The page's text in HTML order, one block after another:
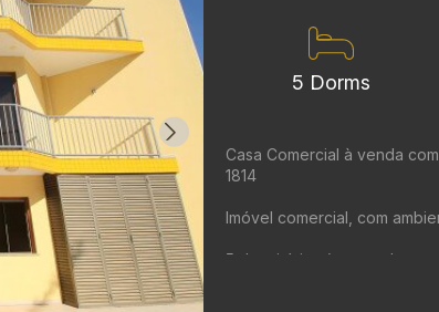
5 Dorms
Casa Comercial à venda
1814
Imóvel comercial, com
5 dormitórios (que podem